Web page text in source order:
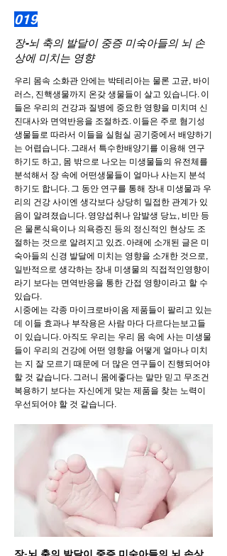
019
장-뇌 축의 발달이 중증 미숙아들의 뇌 손
상에 미치는 영향
우리 몸속 소화관 안에는 박테리아는 물론 고균, 바이
러스, 진핵생물까지 온갖 생물들이 살고 있습니다. 이
들은 우리의 건강과 질병에 중요한 영향을 미치며 신
진대사와 면역반응을 조절하죠. 이들은 주로 혐기성
생물들로 따라서 이들을 실험실 공기중에서 배양하기
는 어렵습니다. 그래서 특수한배양기를 이용해 연구
하기도 하고, 몸 밖으로 나오는 미생물들의 유전체를
분석해서 장 속에 어떤생물들이 얼마나 사는지 분석
하기도 합니다. 그 동안 연구를 통해 장내 미생물과 우
리의 건강 사이엔 생각보다 상당히 밀접한 관계가 있
음이 알려졌습니다. 영양섭취나 암발생 당뇨, 비만 등
은 물론식욕이나 의욕증진 등의 정신적인 현상도 조
절하는 것으로 알려지고 있죠. 아래에 소개된 글은 미
숙아들의 신경 발달에 미치는 영향을 소개한 것으로,
일반적으로 생각하는 장내 미생물의 직접적인영향이
라기 보다는 면역반응을 통한 간접 영향이라고 할 수
있습다.
시중에는 각종 마이크로바이옴 제품들이 팔리고 있는
데 이들 효과나 부작용은 사람 마다 다르다는보고들
이 있습니다. 아직도 우리는 우리 몸 속에 사는 미생물
들이 우리의 건강에 어떤 영향을 어떻게 얼마나 미치
는 지 잘 모르기 때문에 더 많은 연구들이 진행되어야
할 것 같습니다. 그러니 몸에좋다는 말만 믿고 무조건
복용하기 보다는 자신에게 맞는 제품을 찾는 노력이
우선되어야 할 것 같습니다.